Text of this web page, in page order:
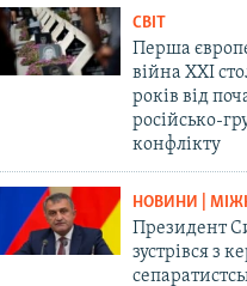
СВІТ
Перша
війна ХХІ
років від
російсько-
конфлікту
НОВИНИ |
Президент
зустрівся з